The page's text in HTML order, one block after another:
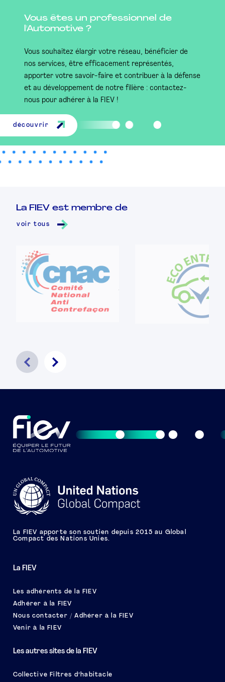
Vous êtes un professionnel de
l'Automotive ?
Vous souhaitez élargir votre réseau, bénéficier de
nos services, être efficacement représentés,
apporter votre savoir-faire et contribuer à la défense
et au développement de notre filière : contactez-
nous pour adhérer à la FIEV !
découvrir
La FIEV est membre de
voir tous
La FIEV
Les adhérents de la FIEV
Adhérer à la FIEV
Nous contacter / Adhérer à la FIEV
Venir à la FIEV
Les autres sites de la FIEV
Collective Filtres d’habitacle
La FIEV apporte son soutien depuis 2015 au Global
Compact des Nations Unies.